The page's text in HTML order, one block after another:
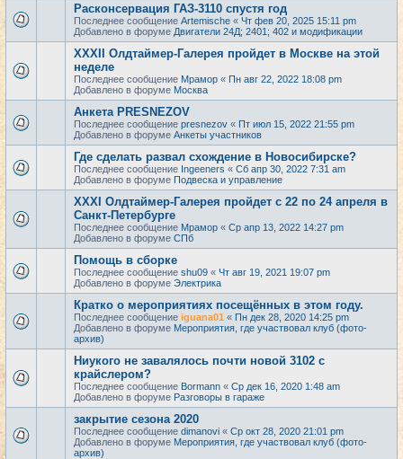
Расконсервация ГАЗ-3110 спустя год
Последнее сообщение Artemische « Чт фев 20, 2025 15:11 pm
Добавлено в форуме Двигатели 24Д; 2401; 402 и модификации
XXXII Олдтаймер-Галерея пройдет в Москве на этой
неделе
Последнее сообщение Мрамор « Пн авг 22, 2022 18:08 pm
Добавлено в форуме Москва
Анкета PRESNEZOV
Последнее сообщение presnezov « Пт июл 15, 2022 21:55 pm
Добавлено в форуме Анкеты участников
Где сделать развал схождение в Новосибирске?
Последнее сообщение Ingeeners « Сб апр 30, 2022 7:31 am
Добавлено в форуме Подвеска и управление
XXXI Олдтаймер-Галерея пройдет с 22 по 24 апреля в
Санкт-Петербурге
Последнее сообщение Мрамор « Ср апр 13, 2022 14:27 pm
Добавлено в форуме СПб
Помощь в сборке
Последнее сообщение shu09 « Чт авг 19, 2021 19:07 pm
Добавлено в форуме Электрика
Кратко о мероприятиях посещённых в этом году.
Последнее сообщение iguana01 « Пн дек 28, 2020 14:25 pm
Добавлено в форуме Мероприятия, где участвовал клуб (фото-
архив)
Ниукого не завалялось почти новой 3102 с
крайслером?
Последнее сообщение Bormann « Ср дек 16, 2020 1:48 am
Добавлено в форуме Разговоры в гараже
закрытие сезона 2020
Последнее сообщение dimanovi « Ср окт 28, 2020 21:01 pm
Добавлено в форуме Мероприятия, где участвовал клуб (фото-
архив)